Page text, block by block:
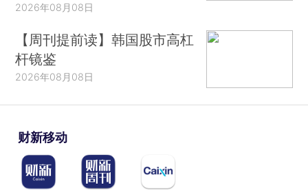
2026年08月08日
【周刊提前读】韩国股市高杠
杆镜鉴
2026年08月08日
财新移动